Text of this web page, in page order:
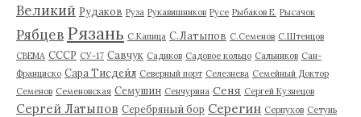
Великий Рудаков Руза Рукавишников Русе Рыбаков Е. Рысачок
Рябцев Рязань С.Капица С.Латыпов С.Семенов С.Штенцов
СВЕМА СССР СУ-17 Савчук Садиков Садовое кольцо Сальников Сан-
Франциско Сара Тисдейл Северный порт Селезнева Семейный Доктор
Семенов Семеновская Семушин Сенчурина Сеня Сергей Кузнецов
Сергей Латыпов Серебряный бор Серегин Серпухов Сетунь